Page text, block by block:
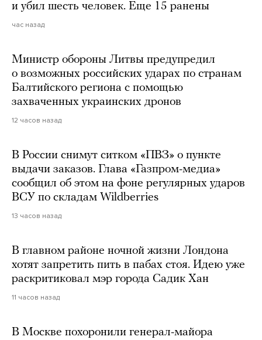
и убил шесть человек. Еще 15 ранены
час назад
Министр обороны Литвы предупредил
о возможных российских ударах по странам
Балтийского региона с помощью
захваченных украинских дронов
12 часов назад
В России снимут ситком «ПВЗ» о пункте
выдачи заказов. Глава «Газпром-медиа»
сообщил об этом на фоне регулярных ударов
ВСУ по складам Wildberries
13 часов назад
В главном районе ночной жизни Лондона
хотят запретить пить в пабах стоя. Идею уже
раскритиковал мэр города Садик Хан
11 часов назад
В Москве похоронили генерал-майора